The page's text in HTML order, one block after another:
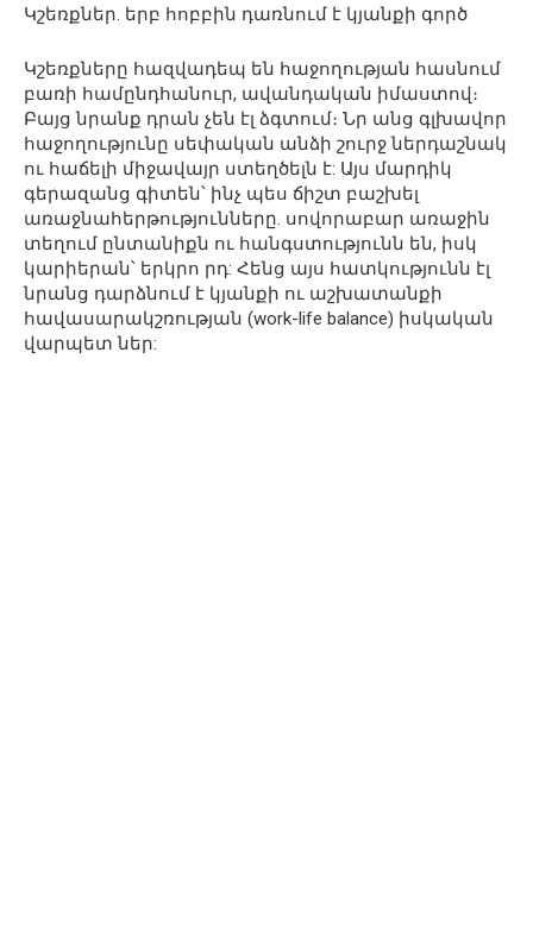
Կշեռքներ. երբ հոբբին դառնում է կյանքի գործ
Կշեռքները հազվադեպ են հաջողության հասնում
բառի համընդհանուր, ավանդական իմաստով։
Բայց նրանք դրան չեն էլ ձգտում։ Նր անց գլխավոր
հաջողությունը սեփական անձի շուրջ ներդաշնակ
ու հաճելի միջավայր ստեղծելն է: Այս մարդիկ
գերազանց գիտեն՝ ինչ պես ճիշտ բաշխել
առաջնահերթությունները. սովորաբար առաջին
տեղում ընտանիքն ու հանգստությունն են, իսկ
կարիերան՝ երկրո րդ: Հենց այս հատկությունն էլ
նրանց դարձնում է կյանքի ու աշխատանքի
հավասարակշռության (work-life balance) իսկական
վարպետ ներ: